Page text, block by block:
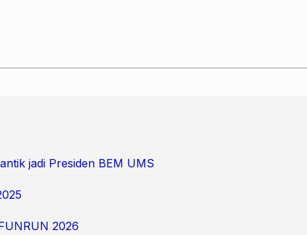
jadi Presiden BEM UMS
2026